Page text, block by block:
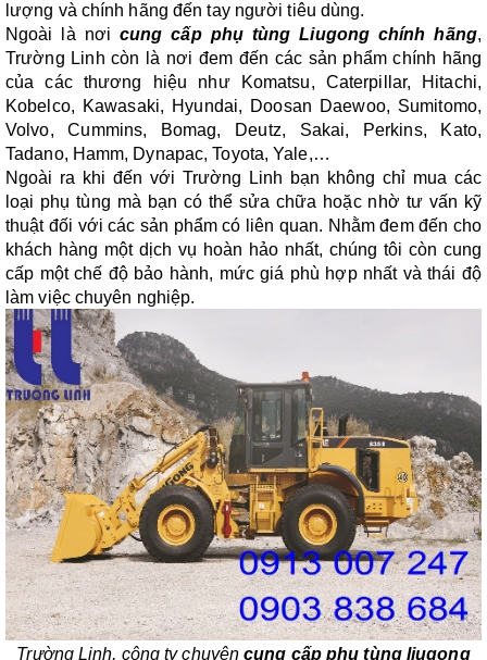
lượng và chính hãng đến tay người tiêu dùng.
Ngoài là nơi cung cấp phụ tùng Liugong chính hãng,
Trường Linh còn là nơi đem đến các sản phẩm chính hãng
của các thương hiệu như Komatsu, Caterpillar, Hitachi,
Kobelco, Kawasaki, Hyundai, Doosan Daewoo, Sumitomo,
Volvo, Cummins, Bomag, Deutz, Sakai, Perkins, Kato,
Tadano, Hamm, Dynapac, Toyota, Yale,…
Ngoài ra khi đến với Trường Linh bạn không chỉ mua các
loại phụ tùng mà bạn có thể sửa chữa hoặc nhờ tư vấn kỹ
thuật đối với các sản phẩm có liên quan. Nhằm đem đến cho
khách hàng một dịch vụ hoàn hảo nhất, chúng tôi còn cung
cấp một chế độ bảo hành, mức giá phù hợp nhất và thái độ
làm việc chuyên nghiệp.
Trường Linh, công ty chuyêncung cấp phụ tùng liugong